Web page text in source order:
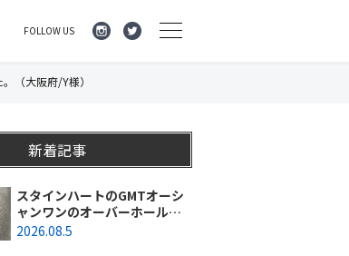
FOLLOW US
（大阪府/Y様）
新着記事
スタインハートのGMTオーシ
ャンワンのオーバーホールを
行いました。（神奈川県平塚
2026.08.5